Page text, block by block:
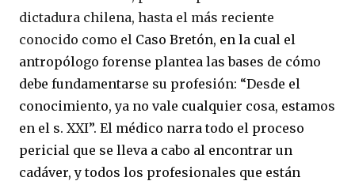
dictadura chilena, hasta el más reciente
conocido como el Caso Bretón, en la cual el
antropólogo forense plantea las bases de cómo
debe fundamentarse su profesión: “Desde el
conocimiento, ya no vale cualquier cosa, estamos
en el s. XXI”. El médico narra todo el proceso
pericial que se lleva a cabo al encontrar un
cadáver, y todos los profesionales que están